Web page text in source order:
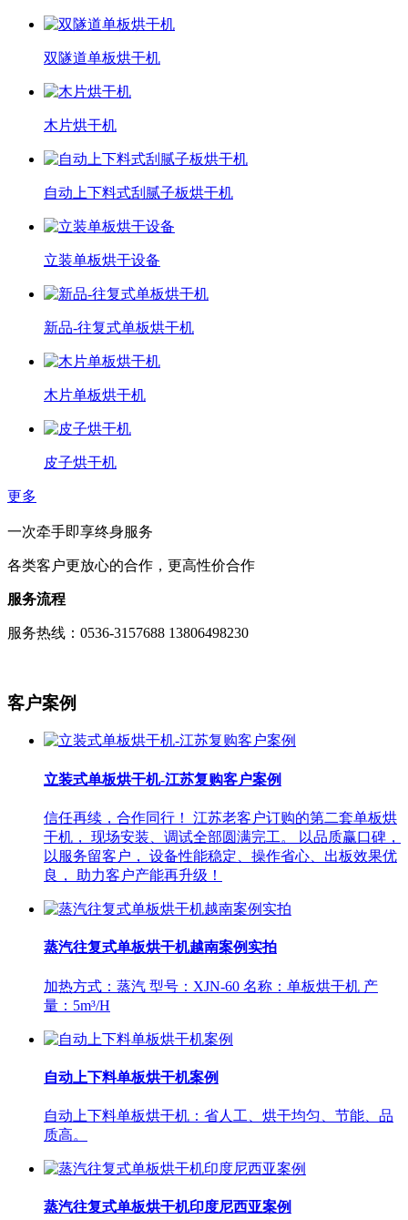
双隧道单板烘干机
木片烘干机
自动上下料式刮腻子板烘干机
立装单板烘干设备
新品-往复式单板烘干机
木片单板烘干机
皮子烘干机
更多
一次牵手即享终身服务
各类客户更放心的合作，更高性价合作
服务流程
服务热线：0536-3157688 13806498230
客户案例
立装式单板烘干机-江苏复购客户案例
信任再续，合作同行！ 江苏老客户订购的第二套单板烘
干机， 现场安装、调试全部圆满完工。 以品质赢口碑，
以服务留客户， 设备性能稳定、操作省心、出板效果优
良， 助力客户产能再升级！
蒸汽往复式单板烘干机越南案例实拍
加热方式：蒸汽 型号：XJN-60 名称：单板烘干机 产
量：5m³/H
自动上下料单板烘干机案例
自动上下料单板烘干机：省人工、烘干均匀、节能、品
质高。
蒸汽往复式单板烘干机印度尼西亚案例